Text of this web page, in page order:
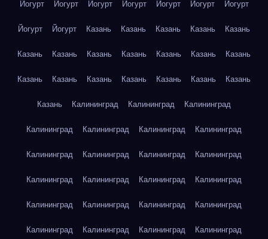
Йогурт Йогурт Йогурт Йогурт Йогурт Йогурт Йогурт
Йогурт Йогурт Казань Казань Казань Казань Казань
Казань Казань Казань Казань Казань Казань Казань
Казань Казань Казань Казань Казань Казань Казань
Казань Калининград Калининград Калининград
Калининград Калининград Калининград Калининград
Калининград Калининград Калининград Калининград
Калининград Калининград Калининград Калининград
Калининград Калининград Калининград Калининград
Калининград Калининград Калининград Калининград